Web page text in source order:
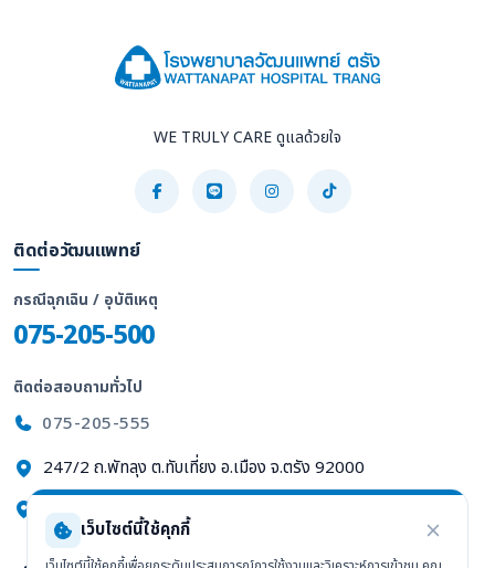
WE TRULY CARE ดูแลด้วยใจ
ติดต่อวัฒนแพทย์
กรณีฉุกเฉิน / อุบัติเหตุ
075-205-500
ติดต่อสอบถามทั่วไป
075-205-555
247/2 ถ.พัทลุง ต.ทับเที่ยง อ.เมือง จ.ตรัง 92000
ดูแผนที่ Google Maps
เว็บไซต์นี้ใช้คุกกี้